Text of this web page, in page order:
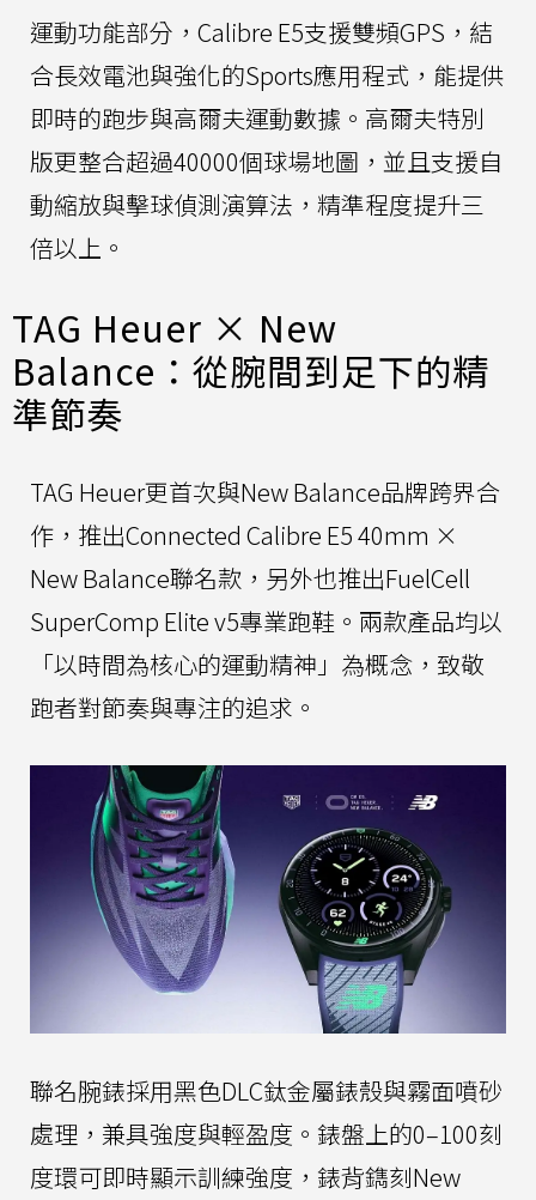
運動功能部分，Calibre E5支援雙頻GPS，結
合長效電池與強化的Sports應用程式，能提供
即時的跑步與高爾夫運動數據。高爾夫特別
版更整合超過40000個球場地圖，並且支援自
動縮放與擊球偵測演算法，精準程度提升三
倍以上。
TAG Heuer × New
Balance：從腕間到足下的精
準節奏
TAG Heuer更首次與New Balance品牌跨界合
作，推出Connected Calibre E5 40mm ×
New Balance聯名款，另外也推出FuelCell
SuperComp Elite v5專業跑鞋。兩款產品均以
「以時間為核心的運動精神」為概念，致敬
跑者對節奏與專注的追求。
聯名腕錶採用黑色DLC鈦金屬錶殼與霧面噴砂
處理，兼具強度與輕盈度。錶盤上的0–100刻
度環可即時顯示訓練強度，錶背鐫刻New